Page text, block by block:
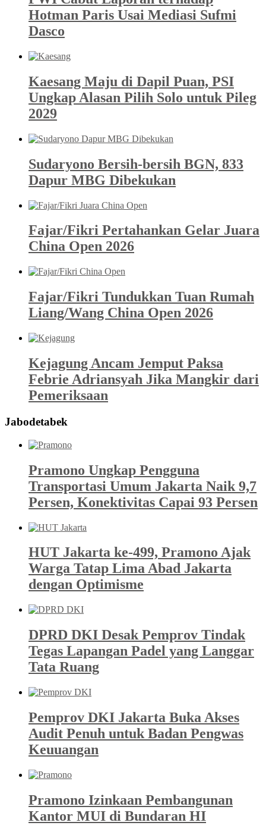
Hotman Paris Usai Mediasi Sufmi
Dasco
Kaesang Maju di Dapil Puan, PSI
Ungkap Alasan Pilih Solo untuk Pileg
2029
Sudaryono Bersih-bersih BGN, 833
Dapur MBG Dibekukan
Fajar/Fikri Pertahankan Gelar Juara
China Open 2026
Fajar/Fikri Tundukkan Tuan Rumah
Liang/Wang China Open 2026
Kejagung Ancam Jemput Paksa
Febrie Adriansyah Jika Mangkir dari
Pemeriksaan
Jabodetabek
Pramono Ungkap Pengguna
Transportasi Umum Jakarta Naik 9,7
Persen, Konektivitas Capai 93 Persen
HUT Jakarta ke-499, Pramono Ajak
Warga Tatap Lima Abad Jakarta
dengan Optimisme
DPRD DKI Desak Pemprov Tindak
Tegas Lapangan Padel yang Langgar
Tata Ruang
Pemprov DKI Jakarta Buka Akses
Audit Penuh untuk Badan Pengwas
Keuuangan
Pramono Izinkaan Pembangunan
Kantor MUI di Bundaran HI